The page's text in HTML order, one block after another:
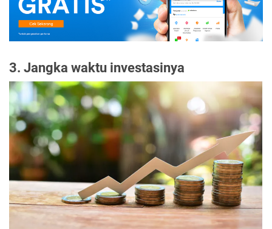
3. Jangka waktu investasinya